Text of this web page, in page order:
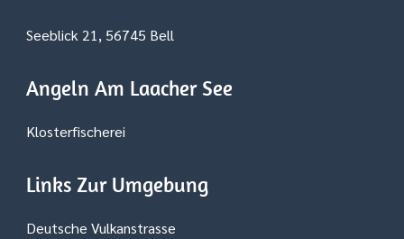
Seeblick 21, 56745 Bell
Angeln Am Laacher See
Klosterfischerei
Links Zur Umgebung
Deutsche Vulkanstrasse